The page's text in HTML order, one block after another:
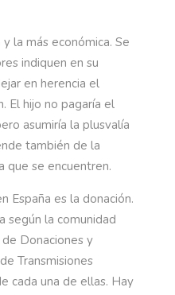
la más económica. Se
indiquen en su
en herencia el
El hijo no pagaría el
asumiría la plusvalía
también de la
que se encuentren.
España es la donación.
según la comunidad
Donaciones y
Transmisiones
cada una de ellas. Hay